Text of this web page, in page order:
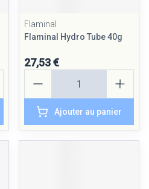
Flaminal
Flaminal Hydro Tube 40g
27,53 €
Ajouter au panier